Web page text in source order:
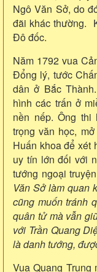
Ngô Văn Sở, do
đãi khác thường.
Đô đốc.
Năm 1792 vua
Đổng lý, tước
dân ở Bắc
hình các trấn ở
nền nếp. Ông thi
trọng văn học,
Huấn khoa để xét
uy tín lớn đối với
tướng ngoại
Văn Sở làm quan
cũng muốn tránh
quân tử mà vẫn
với Trần Quang
là danh tướng,
Vua Quang Trung